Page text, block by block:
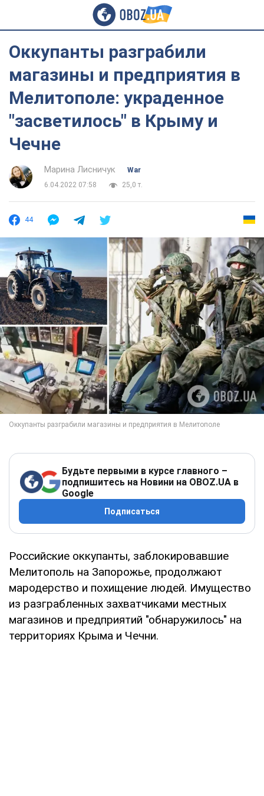
Оккупанты разграбили
магазины и предприятия в
Мелитополе: украденное
"засветилось" в Крыму и
Чечне
Марина Лисничук
War
6.04.2022 07:58
25,0 т.
44
Будьте первыми в курсе главного –
подпишитесь на Новини на OBOZ.UA в
Google
Подписаться
Российские оккупанты, заблокировавшие
Мелитополь на Запорожье, продолжают
мародерство и похищение людей. Имущество
из разграбленных захватчиками местных
магазинов и предприятий "обнаружилось" на
территориях Крыма и Чечни.